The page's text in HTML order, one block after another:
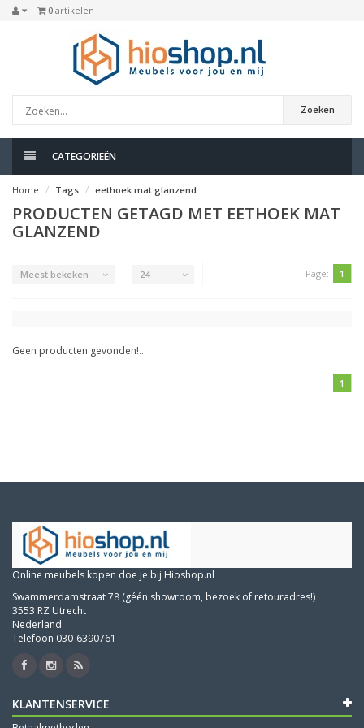
0 artikelen
Zoeken
CATEGORIEËN
Home Tags eethoek mat glanzend
PRODUCTEN GETAGD MET EETHOEK MAT
GLANZEND
Meest bekeken 24 Page: 1
Geen producten gevonden!...
1
Online meubels kopen doe je bij Hioshop.nl
Swammerdamstraat 78 (géén showroom, bezoek of retouradres!)
3553 RZ Utrecht
Nederland
Telefoon 030-6390761
KLANTENSERVICE